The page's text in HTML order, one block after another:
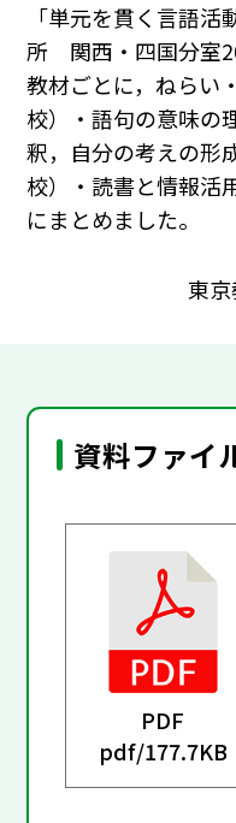
「単元を貫く言語
所 関西・四国分室
教材ごとに，ねらい
校）・語句の意味の
釈，自分の考えの形
校）・読書と情報活
にまとめました。
東
資料ファイ
PDF
pdf/177.7KB